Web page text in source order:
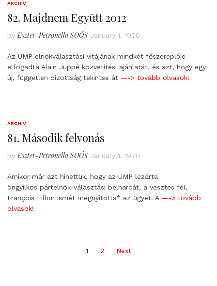
ARCHIV
82. Majdnem Együtt 2012
by Eszter-Petronella SOÓS January 1, 1970
Az UMP elnökválasztási vitájának mindkét főszereplője
elfogadta Alain Juppé közvetítési ajánlatát, és azt, hogy egy
új, független bizottság tekintse át —-> tovább olvasok!
ARCHIV
81. Második felvonás
by Eszter-Petronella SOÓS January 1, 1970
Amikor már azt hihettük, hogy az UMP lezárta
öngyilkos pártelnök-választási belharcát, a vesztes fél,
François Fillon ismét megnyitotta* az ügyet. A —-> tovább
olvasok!
1 2 Next